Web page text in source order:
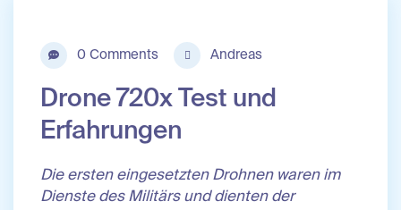
0 Comments Andreas
Drone 720x Test und
Erfahrungen
Die ersten eingesetzten Drohnen waren im
Dienste des Militärs und dienten der